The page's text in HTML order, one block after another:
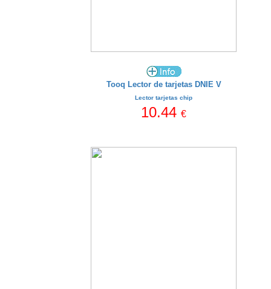
Tooq Lector de tarjetas DNIE V
Lector tarjetas chip
10.44 €